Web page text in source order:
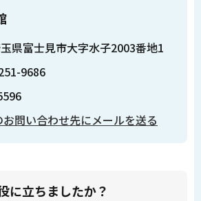
県富士見市大字水子2003番地1
9686
問い合わせ先にメールを送る
に立ちましたか？